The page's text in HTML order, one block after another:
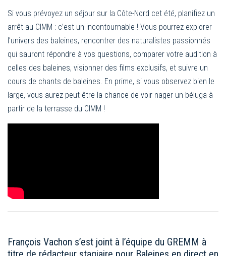
Si vous prévoyez un séjour sur la Côte-Nord cet été, planifiez un
arrêt au CIMM : c’est un incontournable ! Vous pourrez explorer
l’univers des baleines, rencontrer des naturalistes passionnés
qui sauront répondre à vos questions, comparer votre audition à
celles des baleines, visionner des films exclusifs, et suivre un
cours de chants de baleines. En prime, si vous observez bien le
large, vous aurez peut-être la chance de voir nager un béluga à
partir de la terrasse du CIMM !
François Vachon s’est joint à l’équipe du GREMM à